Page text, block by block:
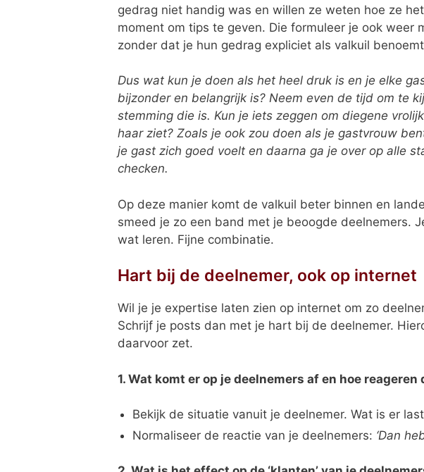
gedrag niet handig was en willen ze weten hoe ze
moment om tips te geven. Die formuleer je ook weer
zonder dat je hun gedrag expliciet als valkuil
Dus wat kun je doen als het heel druk is en je elke
bijzonder en belangrijk is? Neem even de tijd om te
stemming die is. Kun je iets zeggen om diegene
haar ziet? Zoals je ook zou doen als je gastvrouw
je gast zich goed voelt en daarna ga je over op alle
checken.
Op deze manier komt de valkuil beter binnen en
smeed je zo een band met je beoogde deelnemers.
wat leren. Fijne combinatie.
Hart bij de deelnemer, ook op internet
Wil je je expertise laten zien op internet om zo
Schrijf je posts dan met je hart bij de deelnemer.
daarvoor zet.
1. Wat komt er op je deelnemers af en hoe reageren
Bekijk de situatie vanuit je deelnemer. Wat is er
Normaliseer de reactie van je deelnemers: ‘Dan